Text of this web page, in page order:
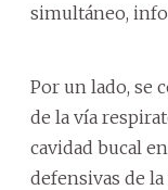
simultáneo,
Por un lado, se
de la vía
cavidad bucal
defensivas de